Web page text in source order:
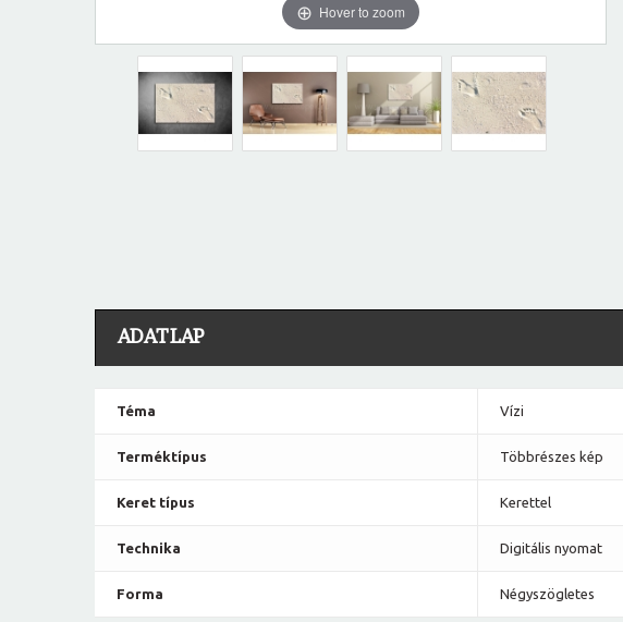
Hover to zoom
ADATLAP
Téma Vízi
Terméktípus Többrészes kép
Keret típus Kerettel
Technika Digitális nyomat
Forma Négyszögletes